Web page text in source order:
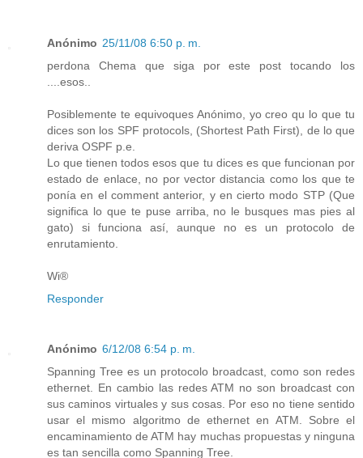
Anónimo 25/11/08 6:50 p. m.
perdona Chema que siga por este post tocando los
....esos..
Posiblemente te equivoques Anónimo, yo creo qu lo que tu
dices son los SPF protocols, (Shortest Path First), de lo que
deriva OSPF p.e.
Lo que tienen todos esos que tu dices es que funcionan por
estado de enlace, no por vector distancia como los que te
ponía en el comment anterior, y en cierto modo STP (Que
significa lo que te puse arriba, no le busques mas pies al
gato) si funciona así, aunque no es un protocolo de
enrutamiento.
Wi®
Responder
Anónimo 6/12/08 6:54 p. m.
Spanning Tree es un protocolo broadcast, como son redes
ethernet. En cambio las redes ATM no son broadcast con
sus caminos virtuales y sus cosas. Por eso no tiene sentido
usar el mismo algoritmo de ethernet en ATM. Sobre el
encaminamiento de ATM hay muchas propuestas y ninguna
es tan sencilla como Spanning Tree.